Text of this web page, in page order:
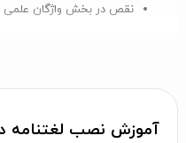
نقص در بخش واژگان علمی
رحلی با حروف ریز دارد. در
۱۵ جلد لغت‌نامه و یک جلد
آموزش نصب لغتنامه